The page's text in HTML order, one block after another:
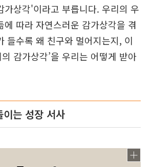
가상각'이라고 부릅니다. 우리의 우
에 따라 자연스러운 감가상각을 겪
들수록 왜 친구와 멀어지는지, 이
감가상각’을 우리는 어떻게 받아
이는 성장 서사